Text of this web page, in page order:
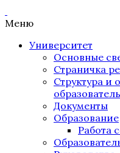
Меню
Университет
Основные
Страничка
Структура и
Документы
Образование
Работа